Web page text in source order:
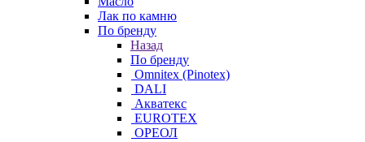
Лак по камню
По бренду
Назад
По бренду
Omnitex (Pinotex)
DALI
Акватекс
EUROTEX
ОРЕОЛ